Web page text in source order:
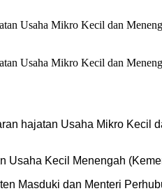
Usaha Mikro Kecil dan
Usaha Mikro Kecil dan
hajatan Usaha Mikro Kecil
Usaha Kecil Menengah
Masduki dan Menteri